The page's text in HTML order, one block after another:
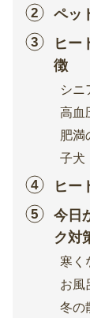
ペッ
ヒー
徴
シニ
高血
肥満
子犬
ヒー
今日
ク対
寒く
お風
冬の